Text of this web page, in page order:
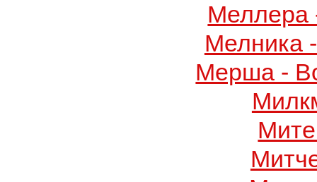
Меллера
Мелника
Мерша -